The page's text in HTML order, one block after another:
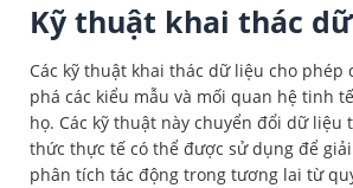
Kỹ thuật khai thác
Các kỹ thuật khai thác dữ liệu cho phép
phá các kiểu mẫu và mối quan hệ tinh
họ. Các kỹ thuật này chuyển đổi dữ liệu
thức thực tế có thể được sử dụng để
phân tích tác động trong tương lai từ